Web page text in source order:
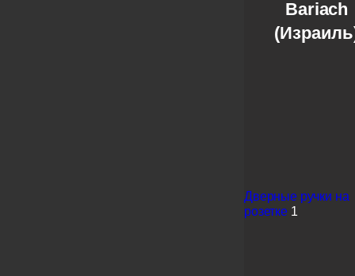
Bariach
Дверные ручки на
розетке 1